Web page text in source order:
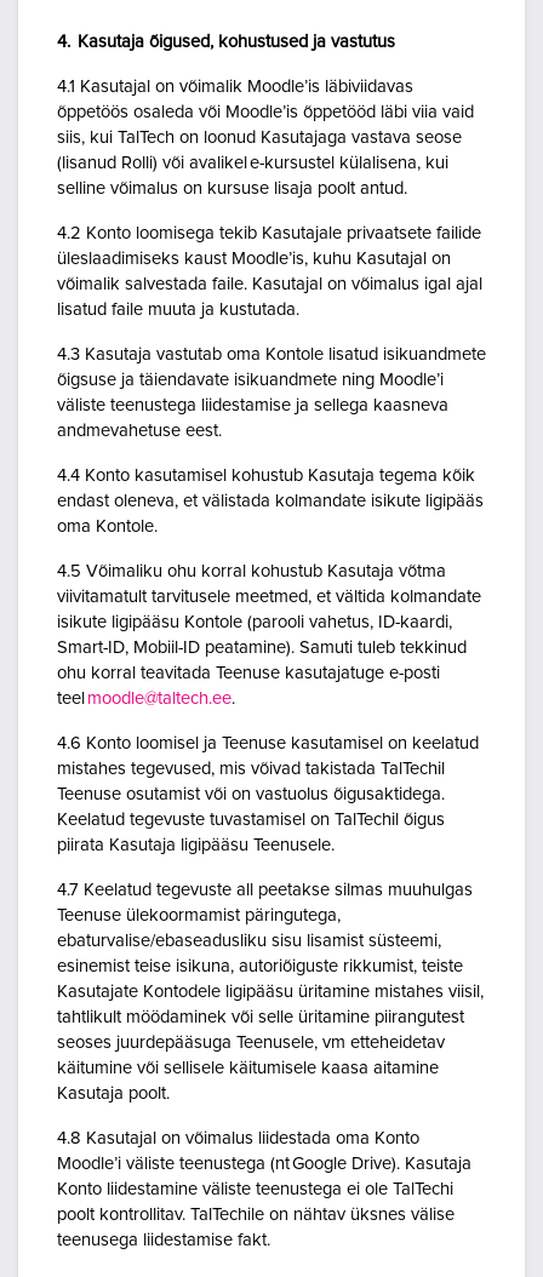
4. Kasutaja õigused, kohustused ja vastutus
4.1 Kasutajal on võimalik Moodle’is läbiviidavas
õppetöös osaleda või Moodle’is õppetööd läbi viia vaid
siis, kui TalTech on loonud Kasutajaga vastava seose
(lisanud Rolli) või avalikel e-kursustel külalisena, kui
selline võimalus on kursuse lisaja poolt antud.
4.2 Konto loomisega tekib Kasutajale privaatsete failide
üleslaadimiseks kaust Moodle’is, kuhu Kasutajal on
võimalik salvestada faile. Kasutajal on võimalus igal ajal
lisatud faile muuta ja kustutada.
4.3 Kasutaja vastutab oma Kontole lisatud isikuandmete
õigsuse ja täiendavate isikuandmete ning Moodle’i
väliste teenustega liidestamise ja sellega kaasneva
andmevahetuse eest.
4.4 Konto kasutamisel kohustub Kasutaja tegema kõik
endast oleneva, et välistada kolmandate isikute ligipääs
oma Kontole.
4.5 Võimaliku ohu korral kohustub Kasutaja võtma
viivitamatult tarvitusele meetmed, et vältida kolmandate
isikute ligipääsu Kontole (parooli vahetus, ID-kaardi,
Smart-ID, Mobiil-ID peatamine). Samuti tuleb tekkinud
ohu korral teavitada Teenuse kasutajatuge e-posti
teel moodle@taltech.ee.
4.6 Konto loomisel ja Teenuse kasutamisel on keelatud
mistahes tegevused, mis võivad takistada TalTechil
Teenuse osutamist või on vastuolus õigusaktidega.
Keelatud tegevuste tuvastamisel on TalTechil õigus
piirata Kasutaja ligipääsu Teenusele.
4.7 Keelatud tegevuste all peetakse silmas muuhulgas
Teenuse ülekoormamist päringutega,
ebaturvalise/ebaseadusliku sisu lisamist süsteemi,
esinemist teise isikuna, autoriõiguste rikkumist, teiste
Kasutajate Kontodele ligipääsu üritamine mistahes viisil,
tahtlikult möödaminek või selle üritamine piirangutest
seoses juurdepääsuga Teenusele, vm etteheidetav
käitumine või sellisele käitumisele kaasa aitamine
Kasutaja poolt.
4.8 Kasutajal on võimalus liidestada oma Konto
Moodle’i väliste teenustega (nt Google Drive). Kasutaja
Konto liidestamine väliste teenustega ei ole TalTechi
poolt kontrollitav. TalTechile on nähtav üksnes välise
teenusega liidestamise fakt.